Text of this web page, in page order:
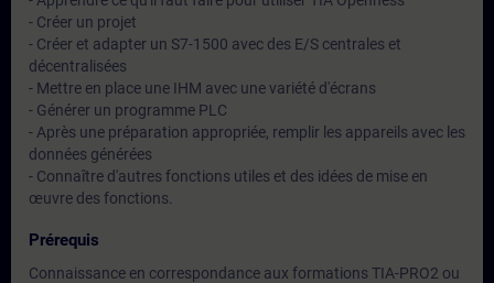
- Créer un projet
- Créer et adapter un S7-1500 avec des E/S centrales et
décentralisées
- Mettre en place une IHM avec une variété d'écrans
- Générer un programme PLC
- Après une préparation appropriée, remplir les appareils avec les
données générées
- Connaître d'autres fonctions utiles et des idées de mise en
œuvre des fonctions.
Prérequis
Connaissance en correspondance aux formations TIA-PRO2 ou